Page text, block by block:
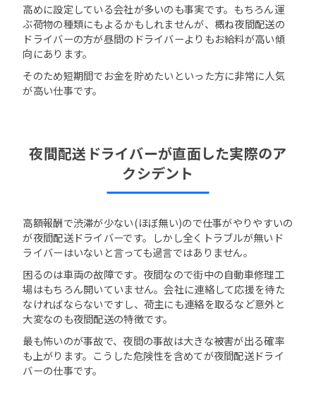
高めに設定している会社が多いのも事実です。もちろん運
ぶ荷物の種類にもよるかもしれませんが、概ね夜間配送の
ドライバーの方が昼間のドライバーよりもお給料が高い傾
向にあります。
そのため短期間でお金を貯めたいといった方に非常に人気
が高い仕事です。
夜間配送ドライバーが直面した実際のア
クシデント
高額報酬で渋滞が少ない(ほぼ無い)ので仕事がやりやすいの
が夜間配送ドライバーです。しかし全くトラブルが無いド
ライバーはいないと言っても過言ではありません。
困るのは車両の故障です。夜間なので街中の自動車修理工
場はもちろん開いていません。会社に連絡して応援を待た
なければならないですし、荷主にも連絡を取るなど意外と
大変なのも夜間配送の特徴です。
最も怖いのが事故で、夜間の事故は大きな被害が出る確率
も上がります。こうした危険性を含めてが夜間配送ドライ
バーの仕事です。